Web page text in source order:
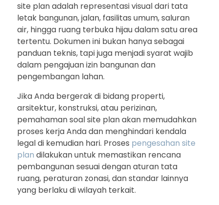
site plan adalah representasi visual dari tata
letak bangunan, jalan, fasilitas umum, saluran
air, hingga ruang terbuka hijau dalam satu area
tertentu. Dokumen ini bukan hanya sebagai
panduan teknis, tapi juga menjadi syarat wajib
dalam pengajuan izin bangunan dan
pengembangan lahan.
Jika Anda bergerak di bidang properti,
arsitektur, konstruksi, atau perizinan,
pemahaman soal site plan akan memudahkan
proses kerja Anda dan menghindari kendala
legal di kemudian hari. Proses pengesahan site
plan dilakukan untuk memastikan rencana
pembangunan sesuai dengan aturan tata
ruang, peraturan zonasi, dan standar lainnya
yang berlaku di wilayah terkait.